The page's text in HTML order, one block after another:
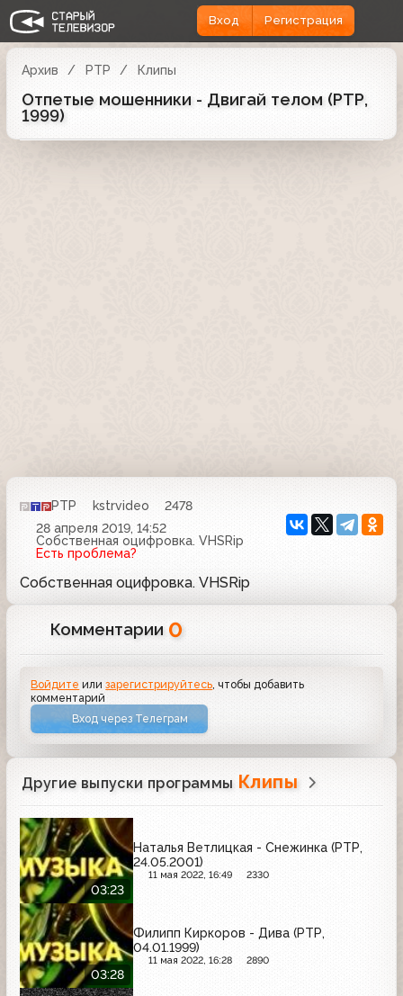
Вход Регистрация
Архив РТР Клипы
Отпетые мошенники - Двигай телом (РТР,
1999)
РТР kstrvideo
2478
28 апреля 2019, 14:52
Собственная оцифровка. VHSRip
Есть проблема?
Собственная оцифровка. VHSRip
Комментарии 0
Войдите илизарегистрируйтесь , чтобы добавить
комментарий
Вход через Телеграм
Другие выпуски программы Клипы
03:23
Наталья Ветлицкая - Снежинка (РТР,
24.05.2001)
11 мая 2022, 16:49 2330
03:28
Филипп Киркоров - Дива (РТР,
04.01.1999)
11 мая 2022, 16:28 2890